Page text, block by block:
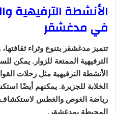
الأنشطة الترفيهية
في مدغشقر
تتميز مدغشقر بتنوع وثراء
الترفيهية الممتعة للزوار. يمكن
الأنشطة الترفيهية مثل رحلات
الخلابة للجزيرة. يمكنهم أيضًا
رياضة الغوص والغطس لاستكشاف
المحيطة بمدغشقر.